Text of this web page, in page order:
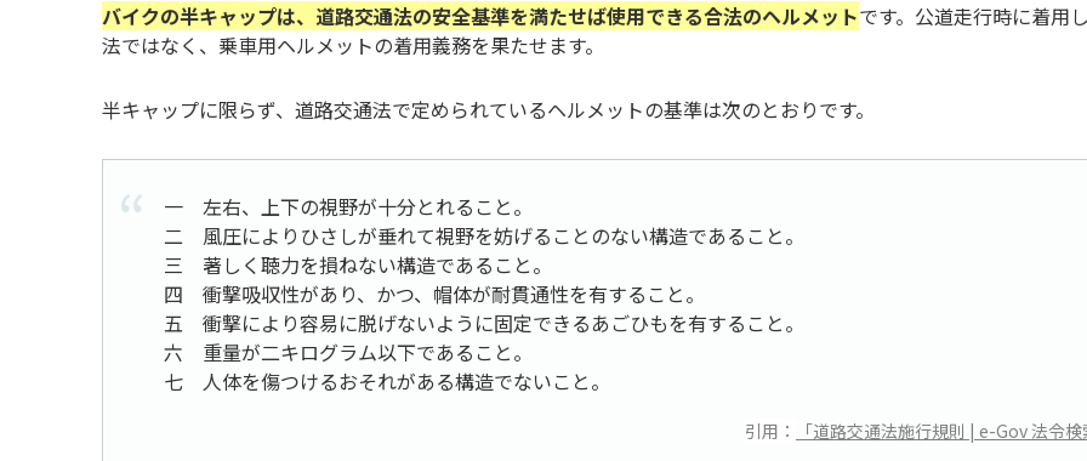
バイクの半キャップは、道路交通法の安全基準を満たせば使用できる合法のヘルメットです。公道走行時に着用
法ではなく、乗車用ヘルメットの着用義務を果たせます。
半キャップに限らず、道路交通法で定められているヘルメットの基準は次のとおりです。
一 左右、上下の視野が十分とれること。
二 風圧によりひさしが垂れて視野を妨げることのない構造であること。
三 著しく聴力を損ねない構造であること。
四 衝撃吸収性があり、かつ、帽体が耐貫通性を有すること。
五 衝撃により容易に脱げないように固定できるあごひもを有すること。
六 重量が二キログラム以下であること。
七 人体を傷つけるおそれがある構造でないこと。
引用： 「道路交通法施行規則 | e-Gov 法令検